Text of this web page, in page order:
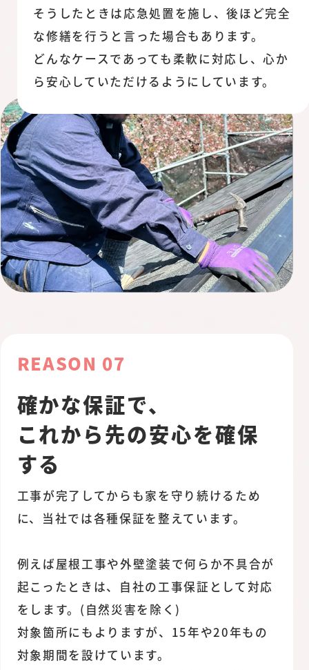
そうしたときは応急処置を施し、後ほど完全
な修繕を行うと言った場合もあります。
どんなケースであっても柔軟に対応し、心か
ら安心していただけるようにしています。
REASON 07
確かな保証で、
これから先の安心を確保
する
工事が完了してからも家を守り続けるため
に、当社では各種保証を整えています。
例えば屋根工事や外壁塗装で何らか不具合が
起こったときは、自社の工事保証として対応
をします。(自然災害を除く)
対象箇所にもよりますが、15年や20年もの
対象期間を設けています。